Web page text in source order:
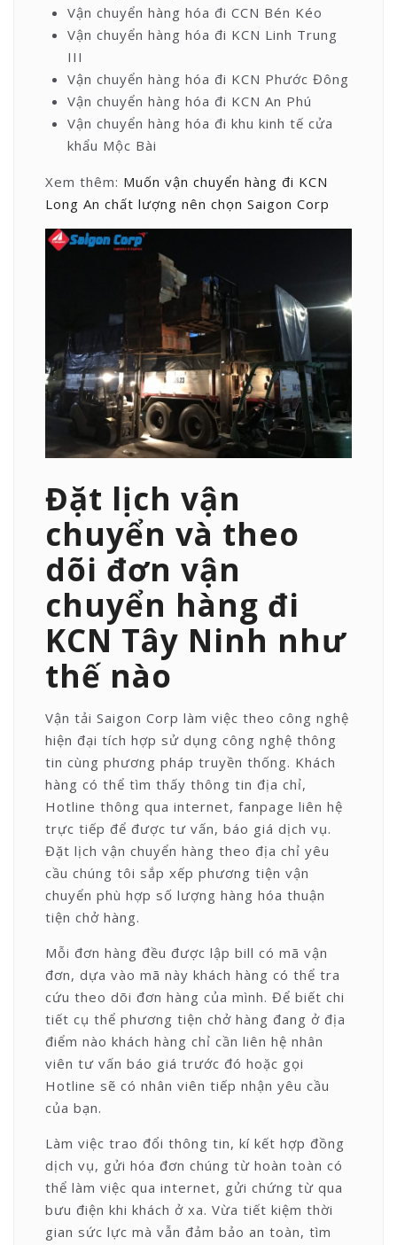
Vận chuyển hàng hóa đi CCN Bén Kéo
Vận chuyển hàng hóa đi KCN Linh Trung
III
Vận chuyển hàng hóa đi KCN Phước Đông
Vận chuyển hàng hóa đi KCN An Phú
Vận chuyển hàng hóa đi khu kinh tế cửa
khẩu Mộc Bài
Xem thêm: Muốn vận chuyển hàng đi KCN
Long An chất lượng nên chọn Saigon Corp
Đặt lịch vận
chuyển và theo
dõi đơn vận
chuyển hàng đi
KCN Tây Ninh như
thế nào
Vận tải Saigon Corp làm việc theo công nghệ
hiện đại tích hợp sử dụng công nghệ thông
tin cùng phương pháp truyền thống. Khách
hàng có thể tìm thấy thông tin địa chỉ,
Hotline thông qua internet, fanpage liên hệ
trực tiếp để được tư vấn, báo giá dịch vụ.
Đặt lịch vận chuyển hàng theo địa chỉ yêu
cầu chúng tôi sắp xếp phương tiện vận
chuyển phù hợp số lượng hàng hóa thuận
tiện chở hàng.
Mỗi đơn hàng đều được lập bill có mã vận
đơn, dựa vào mã này khách hàng có thể tra
cứu theo dõi đơn hàng của mình. Để biết chi
tiết cụ thể phương tiện chở hàng đang ở địa
điểm nào khách hàng chỉ cần liên hệ nhân
viên tư vấn báo giá trước đó hoặc gọi
Hotline sẽ có nhân viên tiếp nhận yêu cầu
của bạn.
Làm việc trao đổi thông tin, kí kết hợp đồng
dịch vụ, gửi hóa đơn chúng từ hoàn toàn có
thể làm việc qua internet, gửi chứng từ qua
bưu điện khi khách ở xa. Vừa tiết kiệm thời
gian sức lực mà vẫn đảm bảo an toàn, tìm